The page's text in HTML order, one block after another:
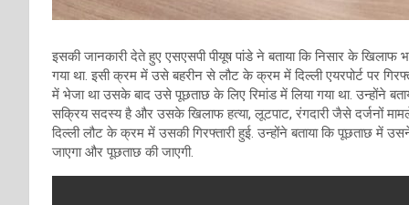
इसकी जानकारी देते हुए एसएसपी पीयूष पांडे ने बताया कि निसार के
गया था. इसी क्रम में उसे बहरीन से लौट के क्रम में दिल्ली एयरपोर्ट पर
में भेजा था उसके बाद उसे पूछताछ के लिए रिमांड में लिया गया था. उन्होंने
सक्रिय सदस्य है और उसके खिलाफ हत्या, लूटपाट, रंगदारी जैसे दर्जनों
दिल्ली लौट के क्रम में उसकी गिरफ्तारी हुई. उन्होंने बताया कि पूछताछ में
जाएगा और पूछताछ की जाएगी.